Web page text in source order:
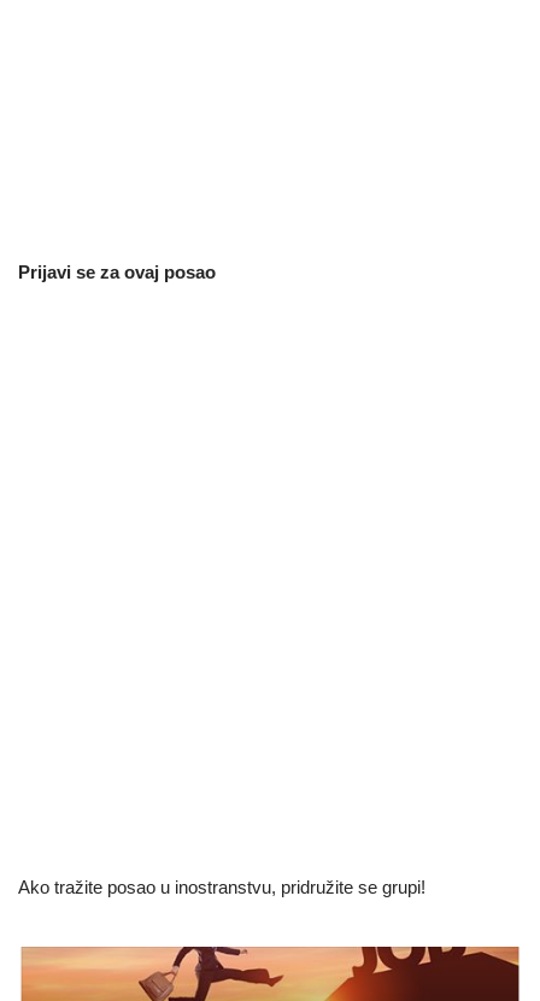
Prijavi se za ovaj posao
Ako tražite posao u inostranstvu, pridružite se grupi!